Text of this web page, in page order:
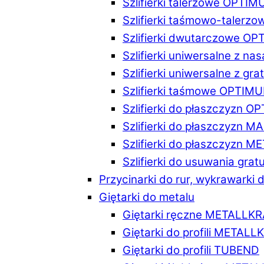
Szlifierki taśmowo-
Szlifierki dwutarczowe
Szlifierki uniwersalne z
Szlifierki uniwersalne z
Szlifierki taśmowe
Szlifierki do płaszczyzn
Szlifierki do płaszczyzn
Szlifierki do płaszczyzn
Szlifierki do usuwania
Przycinarki do rur, wykrawarki
Giętarki do metalu
Giętarki ręczne
Giętarki do profili
Giętarki do profili TUBEND